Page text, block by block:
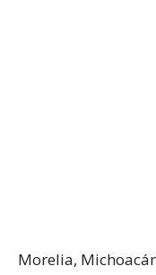
Morelia,